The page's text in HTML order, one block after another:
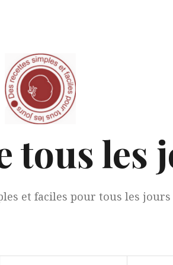
tous les
et faciles pour tous les jours